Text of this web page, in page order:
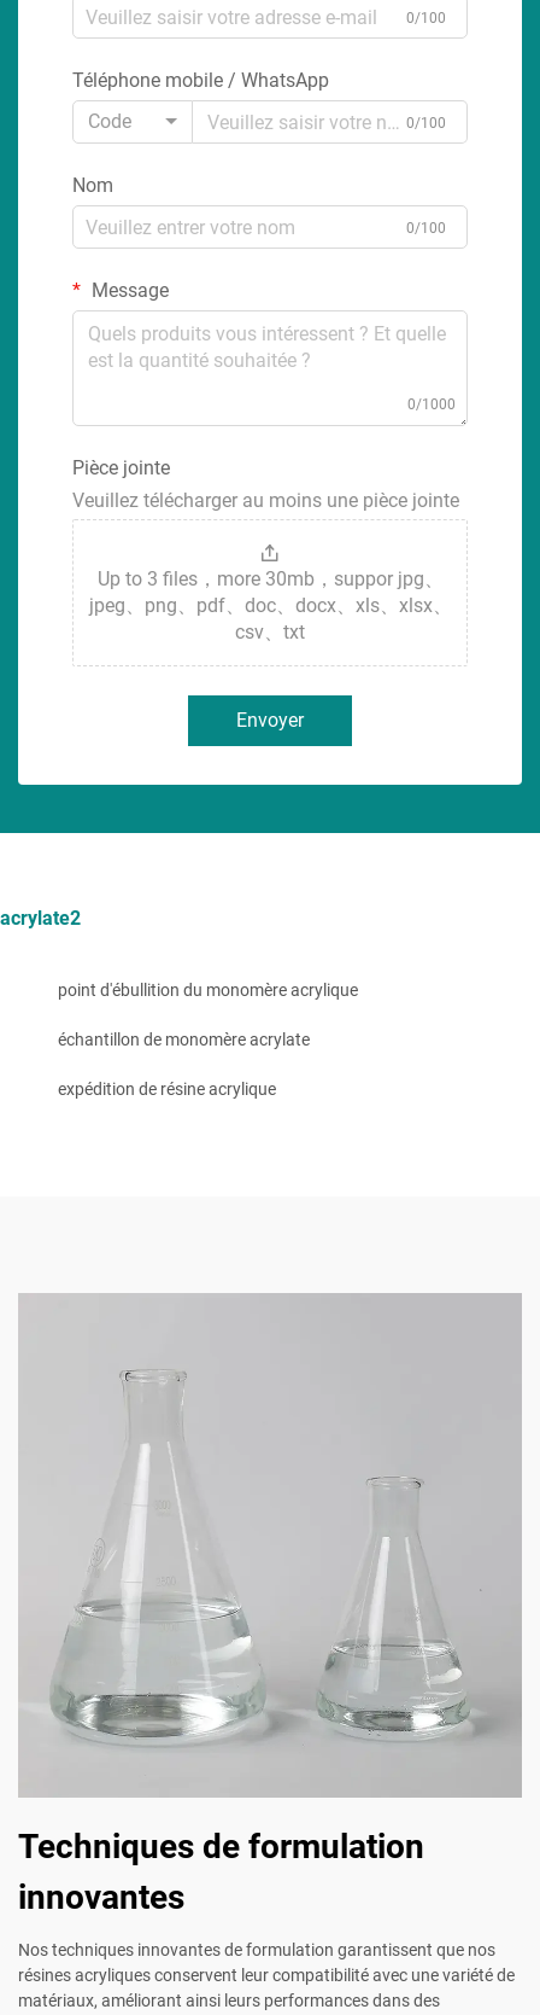
0/100
Téléphone mobile / WhatsApp
Code
0/100
Nom
0/100
Message
0/1000
Pièce jointe
Veuillez télécharger au moins une pièce jointe
Up to 3 files，more 30mb，suppor jpg、
jpeg、png、pdf、doc、docx、xls、xlsx、
csv、txt
Envoyer
acrylate2
point d'ébullition du monomère acrylique
échantillon de monomère acrylate
expédition de résine acrylique
Techniques de formulation
innovantes
Nos techniques innovantes de formulation garantissent que nos
résines acryliques conservent leur compatibilité avec une variété de
matériaux, améliorant ainsi leurs performances dans des